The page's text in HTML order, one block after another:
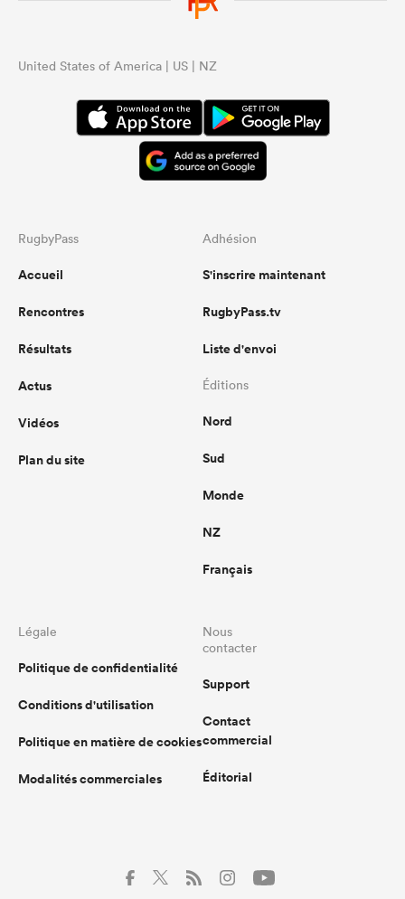
United States of America | US | NZ
RugbyPass
Accueil
Rencontres
Résultats
Actus
Vidéos
Plan du site
Adhésion
S'inscrire maintenant
RugbyPass.tv
Liste d'envoi
Éditions
Nord
Sud
Monde
NZ
Français
Légale
Politique de confidentialité
Conditions d'utilisation
Politique en matière de cookies
Modalités commerciales
Nous
contacter
Support
Contact
commercial
Éditorial